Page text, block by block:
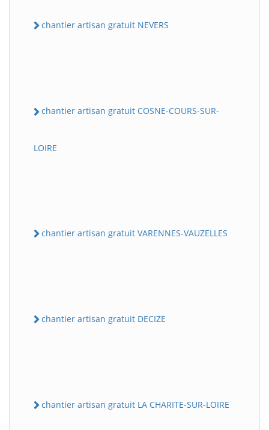
chantier artisan gratuit NEVERS
chantier artisan gratuit COSNE-COURS-SUR-
LOIRE
chantier artisan gratuit VARENNES-VAUZELLES
chantier artisan gratuit DECIZE
chantier artisan gratuit LA CHARITE-SUR-LOIRE